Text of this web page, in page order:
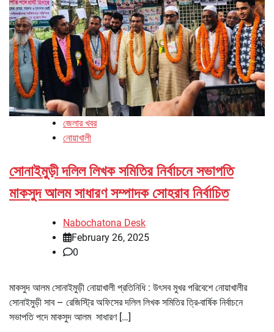
জেলার খবর
নোয়াখালী
সোনাইমুড়ী দলিল লিখক সমিতির নির্বাচনে সভাপতি
মাকসুদ আলম সাধারণ সম্পাদক সোহরাব নির্বাচিত
Nabochatona Desk
February 26, 2025
0
মাকসুদ আলম সোনাইমুড়ী নোয়াখালী প্রতিনিধি : উৎসব মুখর পরিবেশে নোয়াখালীর
সোনাইমুড়ী সাব – রেজিস্ট্রি অফিসের দলিল লিখক সমিতির ত্রি-বার্ষিক নির্বাচনে
সভাপতি পদে মাকসুদ আলম সাধারণ […]